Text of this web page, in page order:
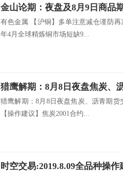
金山论期：夜盘及8月9日商品
有色金属 【沪铜】多单注意减仓谨防
年4月全球精炼铜市场短缺9...
猎鹰解期：8月8日夜盘焦炭、
猎鹰解期：8月8日夜盘焦炭、沥青期
【操作建议】焦炭2001合约...
时空交易:2019.8.09全品种操作